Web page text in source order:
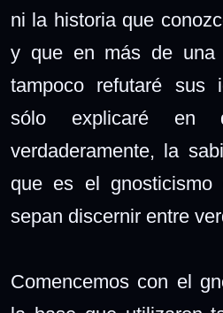
ni la historia que
y que en más de una
tampoco refutaré sus
sólo explicaré en
verdaderamente, la
que es el gnosticismo
sepan discernir entre
Comencemos con el